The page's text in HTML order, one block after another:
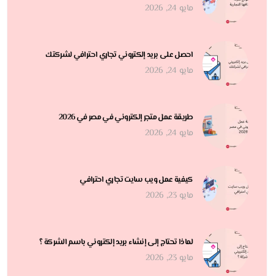
مايو 24, 2026
احصل على بريد إلكتروني تجاري احترافي لشركتك
مايو 24, 2026
طريقة عمل متجر إلكتروني في مصر في 2026
مايو 24, 2026
كيفية عمل ويب سايت تجاري احترافي
مايو 23, 2026
لماذا تحتاج إلى إنشاء بريد إلكتروني باسم الشركة ؟
مايو 23, 2026